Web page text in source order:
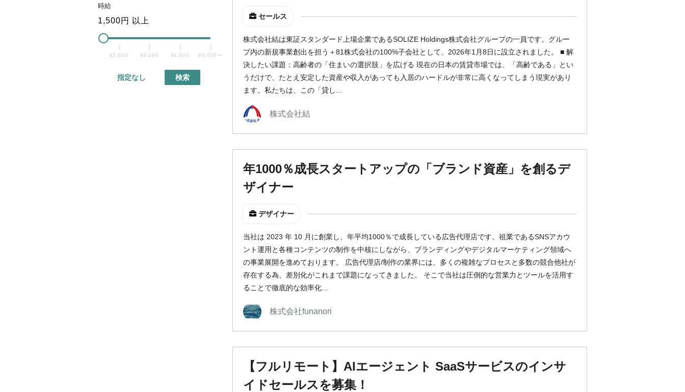
時給
1,500円 以上
¥2,000 ¥3,000 ¥4,000 ¥5,000〜
指定なし 検索
セールス
株式会社結は東証スタンダード上場企業であるSOLIZE Holdings株式会社グループの一員です。グルー
プ内の新規事業創出を担う＋81株式会社の100%子会社として、2026年1月8日に設立されました。 ■ 解
決したい課題：高齢者の「住まいの選択肢」を広げる 現在の日本の賃貸市場では、「高齢である」とい
うだけで、たとえ安定した資産や収入があっても入居のハードルが非常に高くなってしまう現実があり
ます。私たちは、この「貸し...
株式会社結
年1000％成長スタートアップの「ブランド資産」を創るデ
ザイナー
デザイナー
当社は 2023 年 10 月に創業し、年平均1000％で成長している広告代理店です。祖業であるSNSアカウ
ント運用と各種コンテンツの制作を中核にしながら、ブランディングやデジタルマーケティング領域へ
の事業展開を進めております。 広告代理店/制作の業界には、多くの複雑なプロセスと多数の競合他社が
存在する為、差別化がこれまで課題になってきました。 そこで当社は圧倒的な営業力とツールを活用す
ることで徹底的な効率化...
株式会社funanori
【フルリモート】AIエージェント SaaSサービスのインサ
イドセールスを募集！